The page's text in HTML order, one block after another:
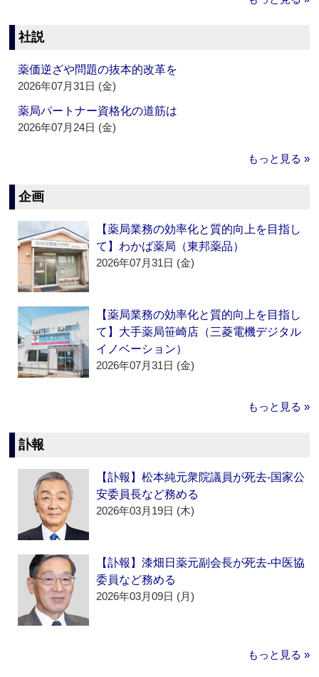
社説
薬価逆ざや問題の抜本的改革を
2026年07月31日 (金)
薬局パートナー資格化の道筋は
2026年07月24日 (金)
もっと見る »
企画
【薬局業務の効率化と質的向上を目指し
て】わかば薬局（東邦薬品）
2026年07月31日 (金)
【薬局業務の効率化と質的向上を目指し
て】大手薬局笹崎店（三菱電機デジタル
イノベーション）
2026年07月31日 (金)
もっと見る »
訃報
【訃報】松本純元衆院議員が死去‐国家公
安委員長など務める
2026年03月19日 (木)
【訃報】漆畑日薬元副会長が死去‐中医協
委員など務める
2026年03月09日 (月)
もっと見る »